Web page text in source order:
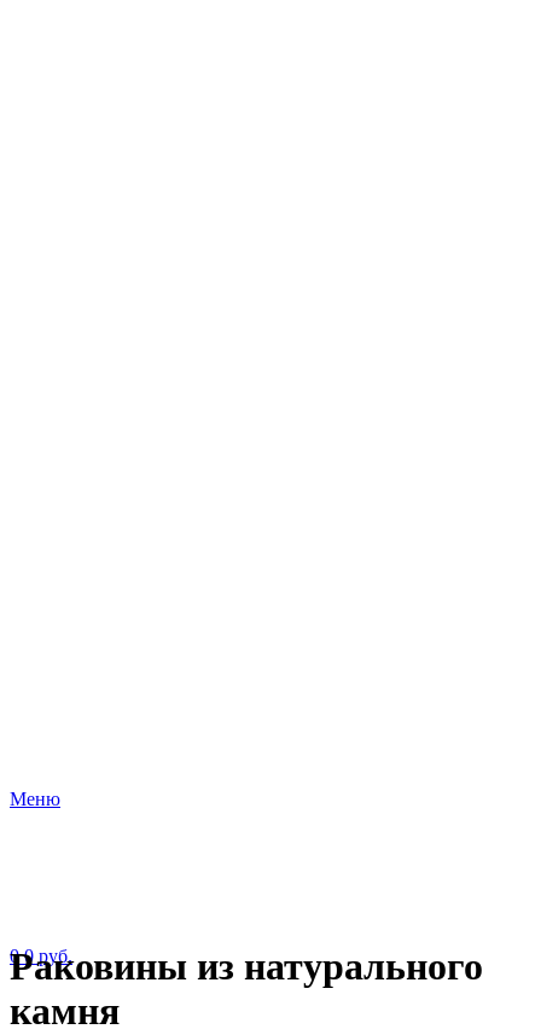
Меню
00 руб.
Раковины из натурального
камня